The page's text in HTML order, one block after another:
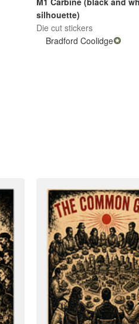
silhouette)
Die cut stickers
Bradford Coolidge